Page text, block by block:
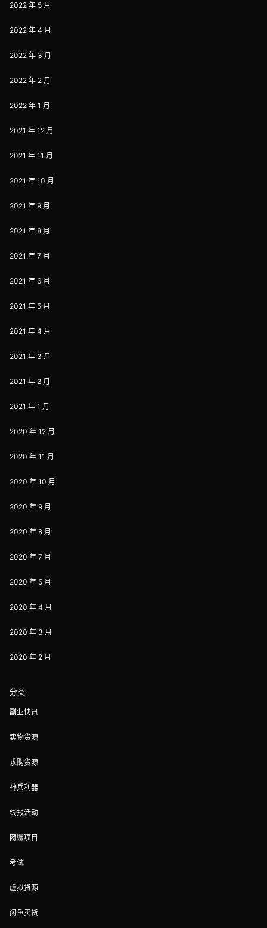
2022 年 5 月
2022 年 4 月
2022 年 3 月
2022 年 2 月
2022 年 1 月
2021 年 12 月
2021 年 11 月
2021 年 10 月
2021 年 9 月
2021 年 8 月
2021 年 7 月
2021 年 6 月
2021 年 5 月
2021 年 4 月
2021 年 3 月
2021 年 2 月
2021 年 1 月
2020 年 12 月
2020 年 11 月
2020 年 10 月
2020 年 9 月
2020 年 8 月
2020 年 7 月
2020 年 5 月
2020 年 4 月
2020 年 3 月
2020 年 2 月
分类
副业快讯
实物货源
求购货源
神兵利器
线报活动
网赚项目
考试
虚拟货源
闲鱼卖货